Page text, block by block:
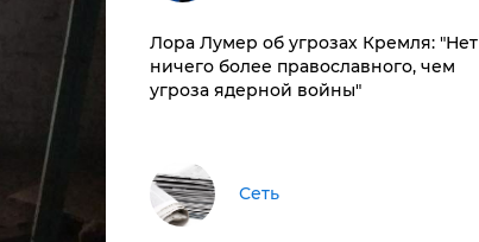
Лора Лумер об угрозах Кремля: "Нет
ничего более православного, чем
угроза ядерной войны"
Сеть